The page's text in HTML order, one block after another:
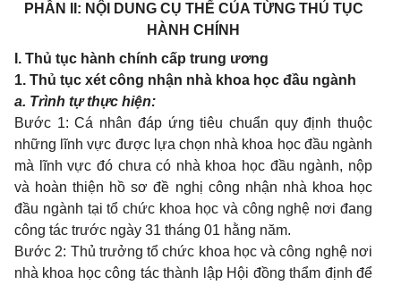
PHẦN II: NỘI DUNG CỤ THỂ CỦA TỪNG THỦ TỤC
HÀNH CHÍNH
I. Thủ tục hành chính cấp trung ương
1. Thủ tục xét công nhận nhà khoa học đầu ngành
a. Trình tự thực hiện:
Bước 1: Cá nhân đáp ứng tiêu chuẩn quy định thuộc
những lĩnh vực được lựa chọn nhà khoa học đầu ngành
mà lĩnh vực đó chưa có nhà khoa học đầu ngành, nộp
và hoàn thiện hồ sơ đề nghị công nhận nhà khoa học
đầu ngành tại tổ chức khoa học và công nghệ nơi đang
công tác trước ngày 31 tháng 01 hằng năm.
Bước 2: Thủ trưởng tổ chức khoa học và công nghệ nơi
nhà khoa học công tác thành lập Hội đồng thẩm định để